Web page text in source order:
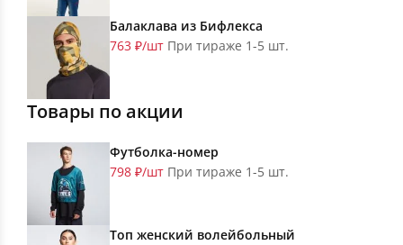
Балаклава из Бифлекса
763 ₽/шт При тираже 1-5 шт.
Товары по акции
Футболка-номер
798 ₽/шт При тираже 1-5 шт.
Топ женский волейбольный